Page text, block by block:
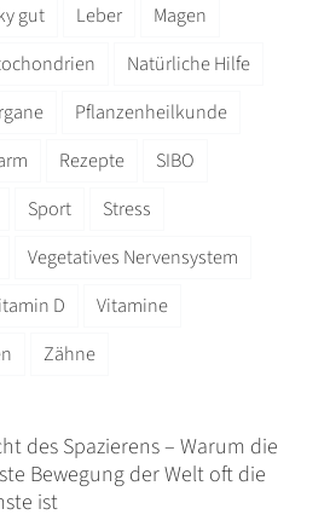
gut Leber
Magen
Natürliche Hilfe
Pflanzenheilkunde
Rezepte
SIBO
Sport
Stress
Vegetatives Nervensystem
D
Vitamine
Zähne
des Spazierens – Warum die
Bewegung der Welt oft die
ist